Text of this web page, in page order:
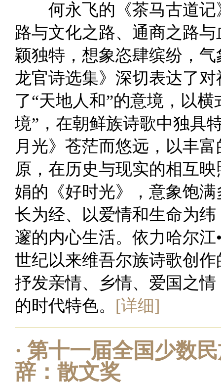
何永飞的《茶马古道记
路与文化之路、通商之路
颖独特，想象恣肆缤纷，
龙官诗选集》深切表达了
了“天地人和”的意境，以
境”，在朝鲜族诗歌中独具
月光》苍茫而悠远，以丰
原，在历史与现实的相互
娟的《好时光》，意象饱
长为经、以爱情和生命为
邃的内心生活。依力哈尔
世纪以来维吾尔族诗歌创
抒发亲情、乡情、爱国之
的时代特色。 [详细]
· 第十一届全国少数
辞：散文奖